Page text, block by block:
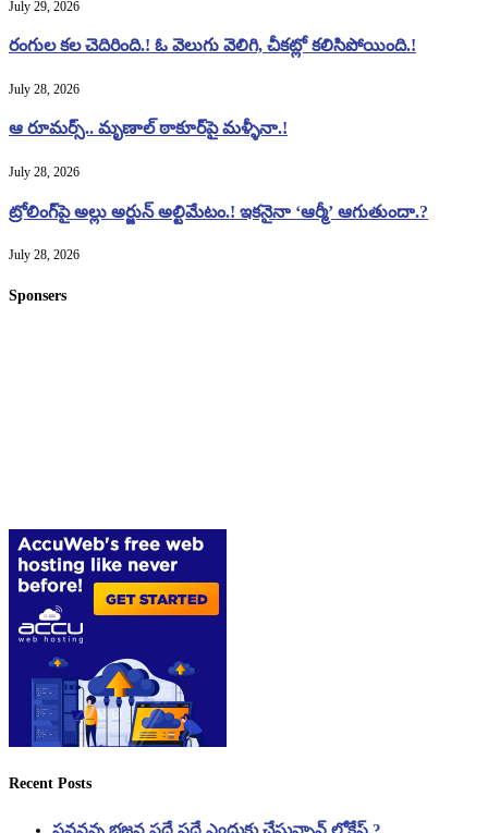
July 29, 2026
రంగుల కల చెదిరింది.! ఓ వెలుగు వెలిగి, చీకట్లో కలిసిపోయింది.!
July 28, 2026
ఆ రూమర్స్.. మృణాల్ ఠాకూర్‌పై మళ్ళీనా.!
July 28, 2026
ట్రోలింగ్‌పై అల్లు అర్జున్ అల్టిమేటం.! ఇకనైనా ‘ఆర్మీ’ ఆగుతుందా.?
July 28, 2026
Sponsers
Recent Posts
పవనన్న భజన పదే పదే ఎందుకు చేస్తున్నావ్ లోకేష్.?